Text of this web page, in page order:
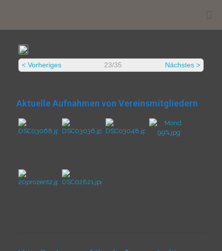
< Vorheriges 23/35 Nächstes >
Aktuelle Aufnahmen von Vereinsmitgliedern